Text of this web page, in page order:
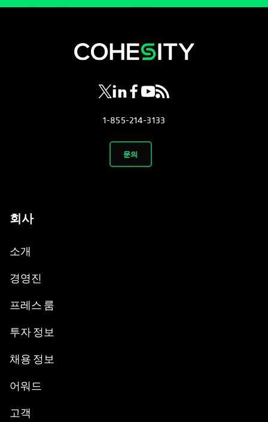
opens in a new tab
opens in a new tab
opens in a new tab
opens in a new tab
opens in a new tab
1-855-214-3133
문의
회사
소개
경영진
프레스 룸
투자 정보
채용 정보
어워드
고객